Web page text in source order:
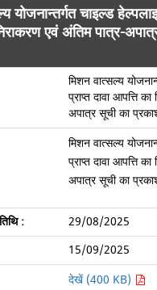
योजनान्तर्गत चाइल्ड
एवं अंतिम पात्र-
मिशन वात्सल्य
प्राप्त दावा आपत्ति
अपात्र सूची का
मिशन वात्सल्य
प्राप्त दावा आपत्ति
अपात्र सूची का
29/08/2025
15/09/2025
देखें (400 KB)